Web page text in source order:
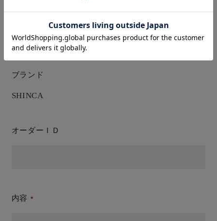
ブランド
SHINCA
オーダーＩＤ
内容